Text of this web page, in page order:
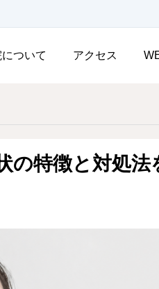
ついて アクセス
の特徴と対処法